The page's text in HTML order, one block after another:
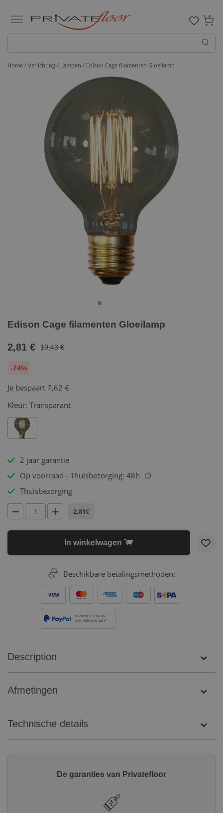
0
Home / Verlichting / Lampen / Edison Cage filamenten Gloeilamp
Edison Cage filamenten Gloeilamp
2,81 € 10,43 €
-74%
Je bespaart 7,62 €
Kleur: Transparant
2 jaar garantie
Op voorraad - Thuisbezorging: 48h
i
Thuisbezorging
2.81€
In winkelwagen
Beschikbare betalingsmethoden:
VOOR BESTELLINGEN
VAN MEER DAN 500 €
Description
Afmetingen
Technische details
De garanties van Privatefloor